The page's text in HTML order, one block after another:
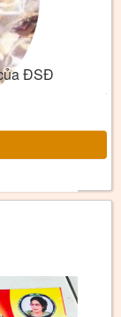
ĐSĐ